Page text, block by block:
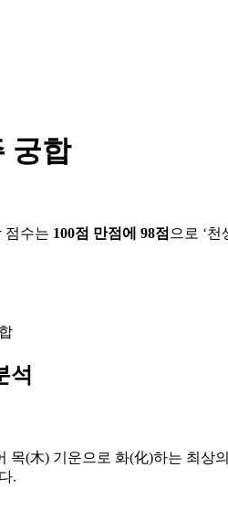
궁합
점수는 100점 만점에 98점 으로 ‘천
석
목(木) 기운으로 화(化)하는 최
.